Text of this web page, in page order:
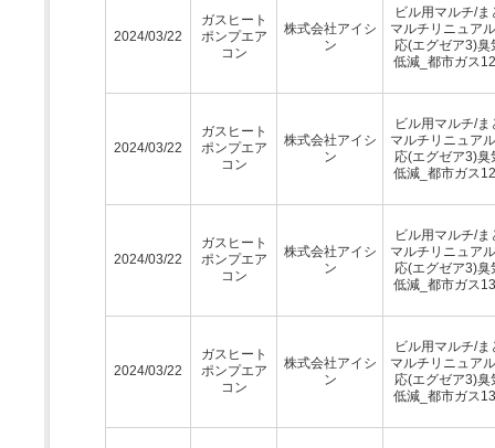
2024/03/22
ガスヒート
ポンプエア
コン
株式会社アイシ
ン
ビル用マルチ/ま
マルチリニュア
応(エグゼア3)臭
低減_都市ガス
2024/03/22
ガスヒート
ポンプエア
コン
株式会社アイシ
ン
ビル用マルチ/ま
マルチリニュア
応(エグゼア3)臭
低減_都市ガス
2024/03/22
ガスヒート
ポンプエア
コン
株式会社アイシ
ン
ビル用マルチ/ま
マルチリニュア
応(エグゼア3)臭
低減_都市ガス
2024/03/22
ガスヒート
ポンプエア
コン
株式会社アイシ
ン
ビル用マルチ/ま
マルチリニュア
応(エグゼア3)臭
低減_都市ガス